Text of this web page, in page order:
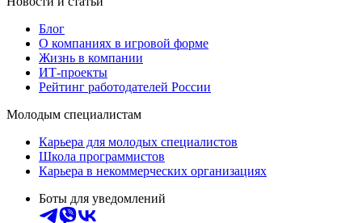
Блог
О компаниях в игровой форме
Жизнь в компании
ИТ-проекты
Рейтинг работодателей России
Молодым специалистам
Карьера для молодых специалистов
Школа программистов
Карьера в некоммерческих организациях
Боты для уведомлений